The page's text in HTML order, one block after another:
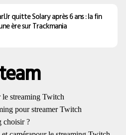
quitte Solary après 6 ans : la fin
ère sur Trackmania